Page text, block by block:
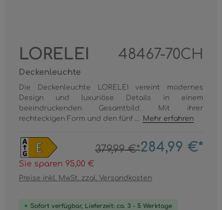
LORELEI 48467-70CH
Deckenleuchte
Die Deckenleuchte LORELEI vereint modernes
Design und luxuriöse Details in einem
beeindruckenden Gesamtbild. Mit ihrer
rechteckigen Form und den fünf ...
Mehr erfahren
379,99 €*284,99 €*
Sie sparen 95,00 €
Preise inkl. MwSt. zzgl. Versandkosten
Sofort verfügbar, Lieferzeit: ca. 3 - 5 Werktage